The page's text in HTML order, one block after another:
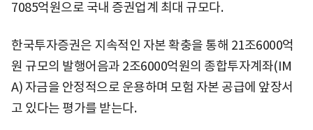
7085억원으로 국내 증권업계 최대 규모다.
한국투자증권은 지속적인 자본 확충을 통해 21조6000억
원 규모의 발행어음과 2조6000억원의 종합투자계좌(IM
A) 자금을 안정적으로 운용하며 모험 자본 공급에 앞장서
고 있다는 평가를 받는다.